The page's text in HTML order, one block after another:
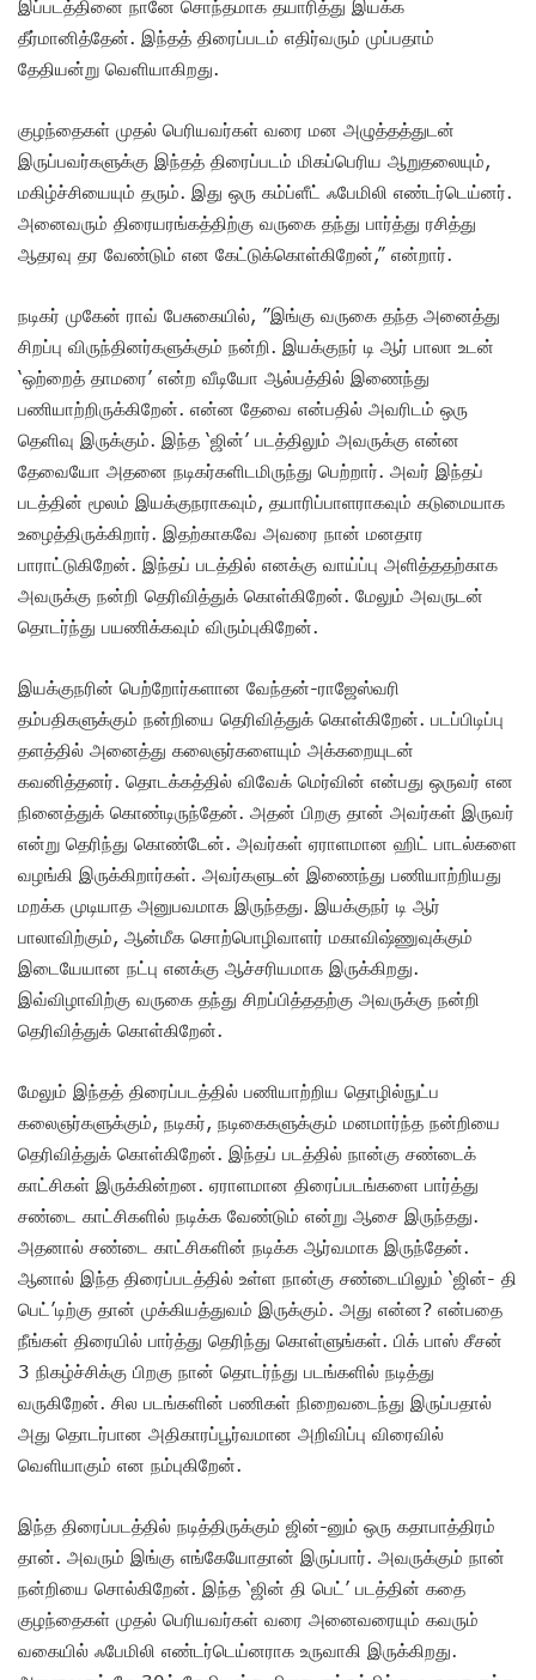
இப்படத்தினை நானே சொந்தமாக தயாரித்து இயக்க
தீர்மானித்தேன். இந்தத் திரைப்படம் எதிர்வரும் முப்பதாம்
தேதியன்று வெளியாகிறது.
குழந்தைகள் முதல் பெரியவர்கள் வரை மன அழுத்தத்துடன்
இருப்பவர்களுக்கு இந்தத் திரைப்படம் மிகப்பெரிய ஆறுதலையும்,
மகிழ்ச்சியையும் தரும். இது ஒரு கம்ப்ளீட் ஃபேமிலி எண்டர்டெய்னர்.
அனைவரும் திரையரங்கத்திற்கு வருகை தந்து பார்த்து ரசித்து
ஆதரவு தர வேண்டும் என கேட்டுக்கொள்கிறேன்,” என்றார்.
நடிகர் முகேன் ராவ் பேசுகையில், ”இங்கு வருகை தந்த அனைத்து
சிறப்பு விருந்தினர்களுக்கும் நன்றி. இயக்குநர் டி ஆர் பாலா உடன்
‘ஒற்றைத் தாமரை’ என்ற வீடியோ ஆல்பத்தில் இணைந்து
பணியாற்றிருக்கிறேன். என்ன தேவை என்பதில் அவரிடம் ஒரு
தெளிவு இருக்கும். இந்த ‘ஜின்’ படத்திலும் அவருக்கு என்ன
தேவையோ அதனை நடிகர்களிடமிருந்து பெற்றார். அவர் இந்தப்
படத்தின் மூலம் இயக்குநராகவும், தயாரிப்பாளராகவும் கடுமையாக
உழைத்திருக்கிறார். இதற்காகவே அவரை நான் மனதார
பாராட்டுகிறேன். இந்தப் படத்தில் எனக்கு வாய்ப்பு அளித்ததற்காக
அவருக்கு நன்றி தெரிவித்துக் கொள்கிறேன். மேலும் அவருடன்
தொடர்ந்து பயணிக்கவும் விரும்புகிறேன்.
இயக்குநரின் பெற்றோர்களான வேந்தன்-ராஜேஸ்வரி
தம்பதிகளுக்கும் நன்றியை தெரிவித்துக் கொள்கிறேன். படப்பிடிப்பு
தளத்தில் அனைத்து கலைஞர்களையும் அக்கறையுடன்
கவனித்தனர். தொடக்கத்தில் விவேக் மெர்வின் என்பது ஒருவர் என
நினைத்துக் கொண்டிருந்தேன். அதன் பிறகு தான் அவர்கள் இருவர்
என்று தெரிந்து கொண்டேன். அவர்கள் ஏராளமான ஹிட் பாடல்களை
வழங்கி இருக்கிறார்கள். அவர்களுடன் இணைந்து பணியாற்றியது
மறக்க முடியாத அனுபவமாக இருந்தது. இயக்குநர் டி ஆர்
பாலாவிற்கும், ஆன்மீக சொற்பொழிவாளர் மகாவிஷ்ணுவுக்கும்
இடையேயான நட்பு எனக்கு ஆச்சரியமாக இருக்கிறது.
இவ்விழாவிற்கு வருகை தந்து சிறப்பித்ததற்கு அவருக்கு நன்றி
தெரிவித்துக் கொள்கிறேன்.
மேலும் இந்தத் திரைப்படத்தில் பணியாற்றிய தொழில்நுட்ப
கலைஞர்களுக்கும், நடிகர், நடிகைகளுக்கும் மனமார்ந்த நன்றியை
தெரிவித்துக் கொள்கிறேன். இந்தப் படத்தில் நான்கு சண்டைக்
காட்சிகள் இருக்கின்றன. ஏராளமான திரைப்படங்களை பார்த்து
சண்டை காட்சிகளில் நடிக்க வேண்டும் என்று ஆசை இருந்தது.
அதனால் சண்டை காட்சிகளின் நடிக்க ஆர்வமாக இருந்தேன்.
ஆனால் இந்த திரைப்படத்தில் உள்ள நான்கு சண்டையிலும் ‘ஜின்- தி
பெட்’டிற்கு தான் முக்கியத்துவம் இருக்கும். அது என்ன? என்பதை
நீங்கள் திரையில் பார்த்து தெரிந்து கொள்ளுங்கள். பிக் பாஸ் சீசன்
3 நிகழ்ச்சிக்கு பிறகு நான் தொடர்ந்து படங்களில் நடித்து
வருகிறேன். சில படங்களின் பணிகள் நிறைவடைந்து இருப்பதால்
அது தொடர்பான அதிகாரப்பூர்வமான அறிவிப்பு விரைவில்
வெளியாகும் என நம்புகிறேன்.
இந்த திரைப்படத்தில் நடித்திருக்கும் ஜின்-னும் ஒரு கதாபாத்திரம்
தான். அவரும் இங்கு எங்கேயோதான் இருப்பார். அவருக்கும் நான்
நன்றியை சொல்கிறேன். இந்த ‘ஜின் தி பெட்’ படத்தின் கதை
குழந்தைகள் முதல் பெரியவர்கள் வரை அனைவரையும் கவரும்
வகையில் ஃபேமிலி எண்டர்டெய்னராக உருவாகி இருக்கிறது.